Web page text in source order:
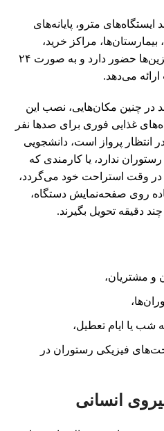
مترو، پایانه‌های
بیمارستان‌ها، مراکز خرید،
مجتمع‌های اداری و حتی پمپ‌بنزین‌ها حضور دارد و به ‌صورت ۲۴
می‌دهد.
در چنین مکان‌هایی، نصب این
غذایی فوری برای صدها نفر
پرواز است، دانشجویی
ندارد، یا کارمندی که
در وقت استراحت خود می‌گردد،
روی صفحه‌نمایش دستگاه،
دقیقه تحویل بگیرند.
و مشتریان،
‌شب یا ایام تعطیل،
فیزیکی رستوران در